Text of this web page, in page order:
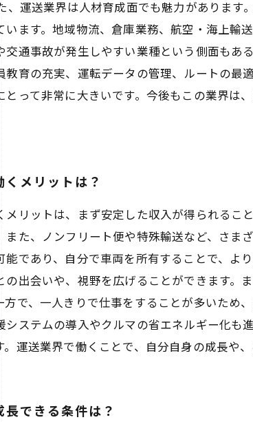
、運送業界は人材育成面でも魅力がありま
います。地域物流、倉庫業務、航空・海上輸
交通事故が発生しやすい業種という側面もあ
教育の充実、運転データの管理、ルートの最
とって非常に大きいです。今後もこの業界は
くメリットは？
メリットは、まず安定した収入が得られるこ
また、ノンフリート便や特殊輸送など、さま
能であり、自分で車両を所有することで、よ
の出会いや、視野を広げることができます。
方で、一人きりで仕事をすることが多いため
システムの導入やクルマの省エネルギー化も
。運送業界で働くことで、自分自身の成長や
長できる条件は？